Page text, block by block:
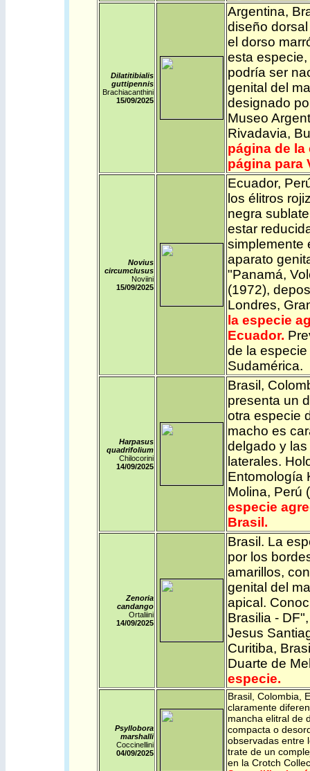
Dilatitibialis
guttipennis
Brachiacanthini
15/09/2025
Argentina,
diseño
el dorso
esta
podría ser
genital del
designado
Museo
Rivadavia,
página de
página para
Novius
circumclusus
Noviini
15/09/2025
Ecuador,
los élitros
negra
estar
simplemente
aparato
"Panamá,
(1972),
Londres,
la especie
Ecuador.
de la
Sudamérica.
Harpasus
quadrifolium
Chilocorini
14/09/2025
Brasil ,
presenta un
otra especie
macho es
delgado y
laterales.
Entomología
Molina, Perú
especie
Brasil.
Zenoria
candango
Ortaliini
14/09/2025
Brasil . La
por los
amarillos,
genital del
apical.
Brasilia -
Jesus
Curitiba,
Duarte de
especie.
Psyllobora
marshalli
Coccinellini
04/09/2025
Brasil Colombia
claramente
mancha elitral de
compacta o
observadas entre
trate de un
en la Crotch